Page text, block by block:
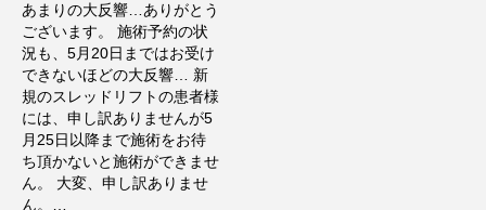
あまりの大反響…ありがとう
ございます。 施術予約の状
況も、5月20日まではお受け
できないほどの大反響… 新
規のスレッドリフトの患者様
には、申し訳ありませんが5
月25日以降まで施術をお待
ち頂かないと施術ができませ
ん。 大変、申し訳ありませ
ん。…